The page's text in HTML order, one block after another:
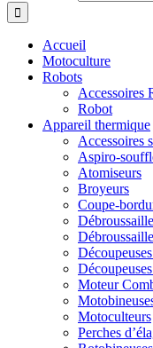
Accueil
Motoculture
Robots
Accessoires
Robot
Appareil thermique
Accessoires
Aspiro-
Atomiseurs
Broyeurs
Coupe-
Moteur
Motoculteurs
Perches